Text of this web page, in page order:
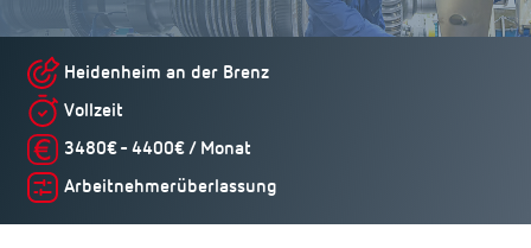
Heidenheim an der Brenz
Vollzeit
3480€ - 4400€ / Monat
Arbeitnehmerüberlassung